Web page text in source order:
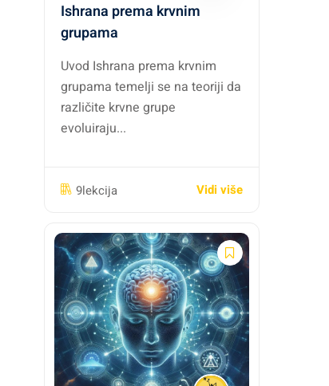
Ishrana prema krvnim
grupama
Uvod Ishrana prema krvnim
grupama temelji se na teoriji da
različite krvne grupe
evoluiraju...
9lekcija Vidi više